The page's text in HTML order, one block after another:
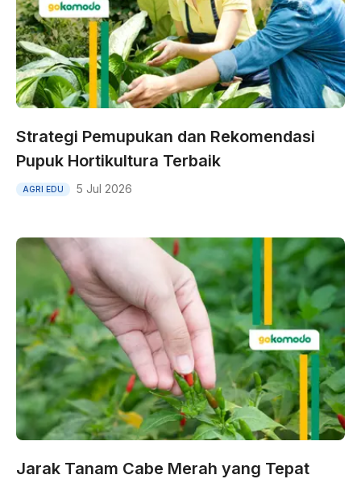
Strategi Pemupukan dan Rekomendasi
Pupuk Hortikultura Terbaik
AGRI EDU 5 Jul 2026
Jarak Tanam Cabe Merah yang Tepat